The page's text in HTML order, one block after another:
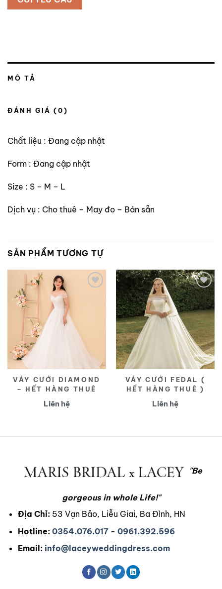
MÔ TẢ
ĐÁNH GIÁ (0)
Chất liệu : Đang cập nhật
Form : Đang cập nhật
Size : S – M – L
Dịch vụ : Cho thuê – May đo – Bán sẵn
SẢN PHẨM TƯƠNG TỰ
VÁY CƯỚI DIAMOND
– HẾT HÀNG THUÊ
Liên hệ
Yêu
thích
VÁY CƯỚI FEDAL (
HẾT HÀNG THUÊ )
Liên hệ
"Be
gorgeous in whole Life!"
Địa Chỉ: 53 Vạn Bảo, Liễu Giai, Ba Đình, HN
Hotline: 0354.076.017- 0961.392.596
Email: info@laceyweddingdress.com